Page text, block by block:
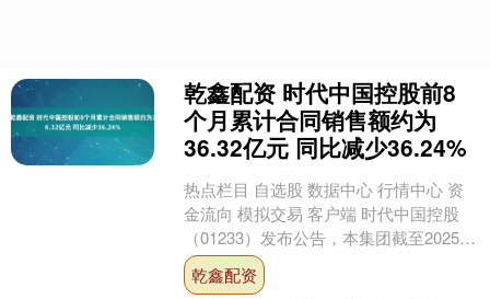
乾鑫配资 时代中国控股前8
个月累计合同销售额约为
36.32亿元 同比减少36.24%
热点栏目 自选股 数据中心 行情中心 资
金流向 模拟交易 客户端 时代中国控股
（01233）发布公告，本集团截至2025年
8月31日止8个月的累计合同销售（连
合....
乾鑫配资